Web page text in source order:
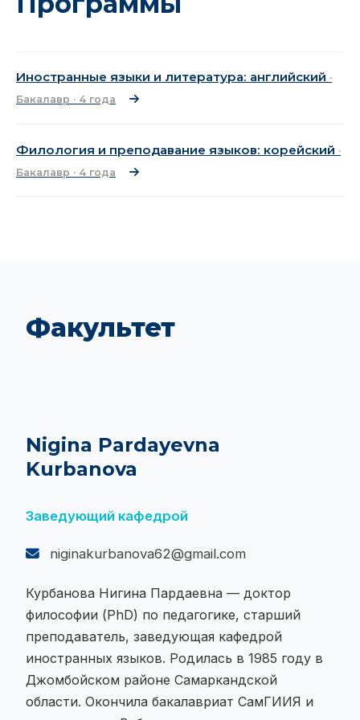
Иностранные языки и литература: английский ·
Бакалавр · 4 года
Филология и преподавание языков: корейский ·
Бакалавр · 4 года
Факультет
Nigina Pardayevna
Kurbanova
Заведующий кафедрой
niginakurbanova62@gmail.com
Курбанова Нигина Пардаевна — доктор
философии (PhD) по педагогике, старший
преподаватель, заведующая кафедрой
иностранных языков. Родилась в 1985 году в
Джомбойском районе Самаркандской
области. Окончила бакалавриат СамГИИЯ и